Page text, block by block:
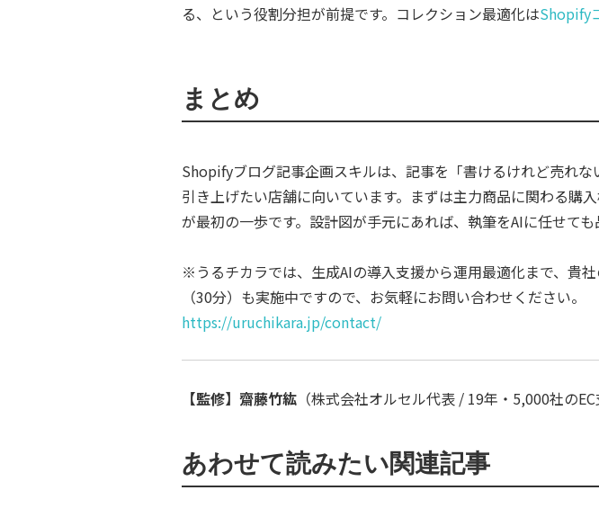
る、という役割分担が前提です。コレクション最適化はShopify
まとめ
Shopifyブログ記事企画スキルは、記事を「書けるけれど売れ
引き上げたい店舗に向いています。まずは主力商品に関わる購
が最初の一歩です。設計図が手元にあれば、執筆をAIに任せても
※うるチカラでは、生成AIの導入支援から運用最適化まで、貴
（30分）も実施中ですので、お気軽にお問い合わせください。
https://uruchikara.jp/contact/
【監修】齋藤竹紘（株式会社オルセル代表 / 19年・5,000社のEC
あわせて読みたい関連記事